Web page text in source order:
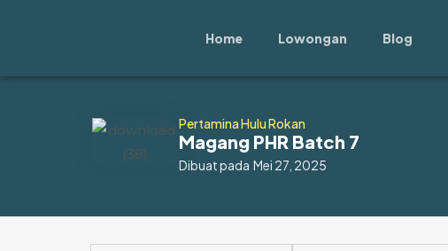
Home Lowongan Blog
Pertamina Hulu Rokan
Magang PHR Batch 7
Dibuat pada Mei 27, 2025